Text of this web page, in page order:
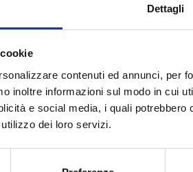
Dettagli
contenuti ed annunci, per
inoltre informazioni sul modo in cui
e social media, i quali
dei loro servizi.
e gli strumenti per l’attuazione dei
Europea, EBA, EFRAG, FASB,
è uno strumento utile per i professionisti
,Crediti ,Risk Management